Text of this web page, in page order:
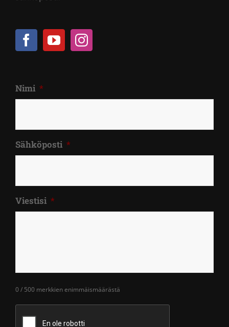
Nimi *
Sähköposti *
Viestisi *
0 / 500 merkkien enimmäismäärästä